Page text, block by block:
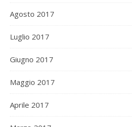
Agosto 2017
Luglio 2017
Giugno 2017
Maggio 2017
Aprile 2017